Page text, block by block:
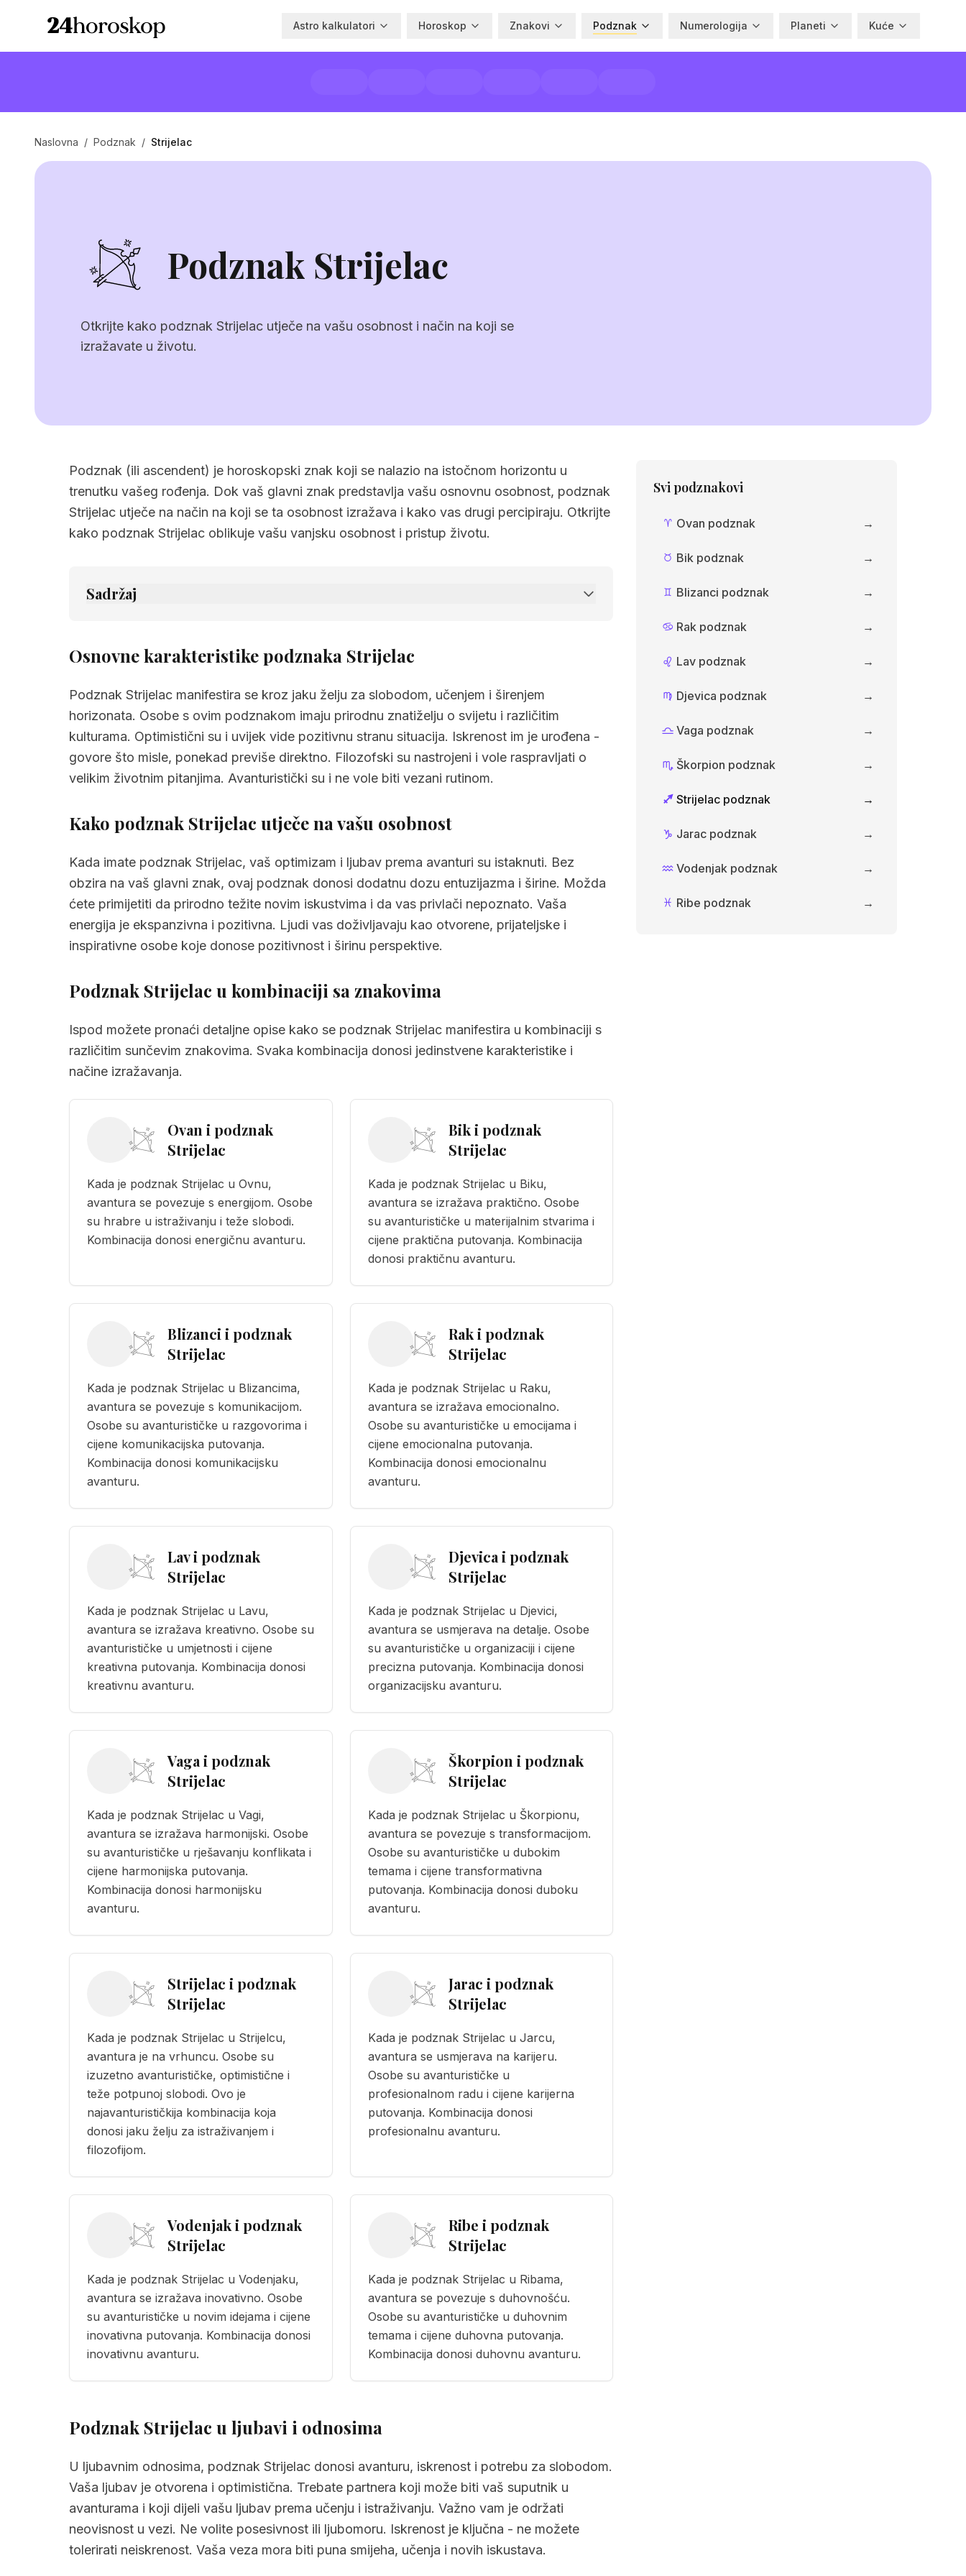
Astro kalkulatori Horoskop Znakovi Podznak Numerologija Planeti Kuće
Naslovna / Podznak / Strijelac
Podznak Strijelac
Otkrijte kako podznak Strijelac utječe na vašu osobnost i način na koji se
izražavate u životu.
Podznak (ili ascendent) je horoskopski znak koji se nalazio na istočnom horizontu u
trenutku vašeg rođenja. Dok vaš glavni znak predstavlja vašu osnovnu osobnost, podznak
Strijelac utječe na način na koji se ta osobnost izražava i kako vas drugi percipiraju. Otkrijte
kako podznak Strijelac oblikuje vašu vanjsku osobnost i pristup životu.
Sadržaj
3.1 Ovan i podznak Strijelac
3.2
Bik i podznak Strijelac
3.3 Blizanci i podznak Strijelac
Rak i podznak Strijelac
Lav i podznak Strijelac
Vaga i podznak Strijelac
3.8 Škorpion i podznak Strijelac
3.9 Strijelac i podznak Strijelac
3.11 Vodenjak i podznak Strijelac
4. Podznak Strijelac u ljubavi i odnosima
5. Karijera i profesionalni život za podznak Strijelac
6. Izazovi podznaka Strijelac
Savjeti za osobe s podznakom Strijelac
Često postavljana pitanja
Osnovne karakteristike podznaka Strijelac
Podznak Strijelac manifestira se kroz jaku želju za slobodom, učenjem i širenjem
horizonata. Osobe s ovim podznakom imaju prirodnu znatiželju o svijetu i različitim
kulturama. Optimistični su i uvijek vide pozitivnu stranu situacija. Iskrenost im je urođena -
govore što misle, ponekad previše direktno. Filozofski su nastrojeni i vole raspravljati o
velikim životnim pitanjima. Avanturistički su i ne vole biti vezani rutinom.
Kako podznak Strijelac utječe na vašu osobnost
Kada imate podznak Strijelac, vaš optimizam i ljubav prema avanturi su istaknuti. Bez
obzira na vaš glavni znak, ovaj podznak donosi dodatnu dozu entuzijazma i širine. Možda
ćete primijetiti da prirodno težite novim iskustvima i da vas privlači nepoznato. Vaša
energija je ekspanzivna i pozitivna. Ljudi vas doživljavaju kao otvorene, prijateljske i
inspirativne osobe koje donose pozitivnost i širinu perspektive.
Podznak Strijelac u kombinaciji sa znakovima
Ispod možete pronaći detaljne opise kako se podznak Strijelac manifestira u kombinaciji s
različitim sunčevim znakovima. Svaka kombinacija donosi jedinstvene karakteristike i
načine izražavanja.
Ovan i podznak
Strijelac
Kada je podznak Strijelac u Ovnu,
avantura se povezuje s energijom. Osobe
su hrabre u istraživanju i teže slobodi.
Kombinacija donosi energičnu avanturu.
Bik i podznak
Strijelac
Kada je podznak Strijelac u Biku,
avantura se izražava praktično. Osobe
su avanturističke u materijalnim stvarima i
cijene praktična putovanja. Kombinacija
donosi praktičnu avanturu.
Blizanci i podznak
Strijelac
Kada je podznak Strijelac u Blizancima,
avantura se povezuje s komunikacijom.
Osobe su avanturističke u razgovorima i
cijene komunikacijska putovanja.
Kombinacija donosi komunikacijsku
avanturu.
Rak i podznak
Strijelac
Kada je podznak Strijelac u Raku,
avantura se izražava emocionalno.
Osobe su avanturističke u emocijama i
cijene emocionalna putovanja.
Kombinacija donosi emocionalnu
avanturu.
Lav i podznak
Strijelac
Kada je podznak Strijelac u Lavu,
avantura se izražava kreativno. Osobe su
avanturističke u umjetnosti i cijene
kreativna putovanja. Kombinacija donosi
kreativnu avanturu.
Djevica i podznak
Strijelac
Kada je podznak Strijelac u Djevici,
avantura se usmjerava na detalje. Osobe
su avanturističke u organizaciji i cijene
precizna putovanja. Kombinacija donosi
organizacijsku avanturu.
Vaga i podznak
Strijelac
Kada je podznak Strijelac u Vagi,
avantura se izražava harmonijski. Osobe
su avanturističke u rješavanju konflikata i
cijene harmonijska putovanja.
Kombinacija donosi harmonijsku
avanturu.
Škorpion i podznak
Strijelac
Kada je podznak Strijelac u Škorpionu,
avantura se povezuje s transformacijom.
Osobe su avanturističke u dubokim
temama i cijene transformativna
putovanja. Kombinacija donosi duboku
avanturu.
Strijelac i podznak
Strijelac
Kada je podznak Strijelac u Strijelcu,
avantura je na vrhuncu. Osobe su
izuzetno avanturističke, optimistične i
teže potpunoj slobodi. Ovo je
najavanturističkija kombinacija koja
donosi jaku želju za istraživanjem i
filozofijom.
Jarac i podznak
Strijelac
Kada je podznak Strijelac u Jarcu,
avantura se usmjerava na karijeru.
Osobe su avanturističke u
profesionalnom radu i cijene karijerna
putovanja. Kombinacija donosi
profesionalnu avanturu.
Vodenjak i podznak
Strijelac
Kada je podznak Strijelac u Vodenjaku,
avantura se izražava inovativno. Osobe
su avanturističke u novim idejama i cijene
inovativna putovanja. Kombinacija donosi
inovativnu avanturu.
Ribe i podznak
Strijelac
Kada je podznak Strijelac u Ribama,
avantura se povezuje s duhovnošću.
Osobe su avanturističke u duhovnim
temama i cijene duhovna putovanja.
Kombinacija donosi duhovnu avanturu.
Podznak Strijelac u ljubavi i odnosima
U ljubavnim odnosima, podznak Strijelac donosi avanturu, iskrenost i potrebu za slobodom.
Vaša ljubav je otvorena i optimistična. Trebate partnera koji može biti vaš suputnik u
avanturama i koji dijeli vašu ljubav prema učenju i istraživanju. Važno vam je održati
neovisnost u vezi. Ne volite posesivnost ili ljubomoru. Iskrenost je ključna - ne možete
tolerirati neiskrenost. Vaša veza mora biti puna smijeha, učenja i novih iskustava.
Svi podznakovi
A Ovan podznak →
B Bik podznak →
C Blizanci podznak →
D Rak podznak →
E Lav podznak →
F Djevica podznak →
G Vaga podznak →
H Škorpion podznak →
I Strijelac podznak →
J Jarac podznak →
K Vodenjak podznak →
L Ribe podznak →